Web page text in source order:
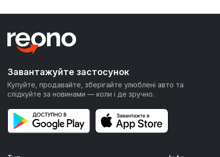
Завантажуйте застосунок
Купуйте, продавайте, зберігайте улюблені авто та
слідкуйте за новинами — коли і де зручно.